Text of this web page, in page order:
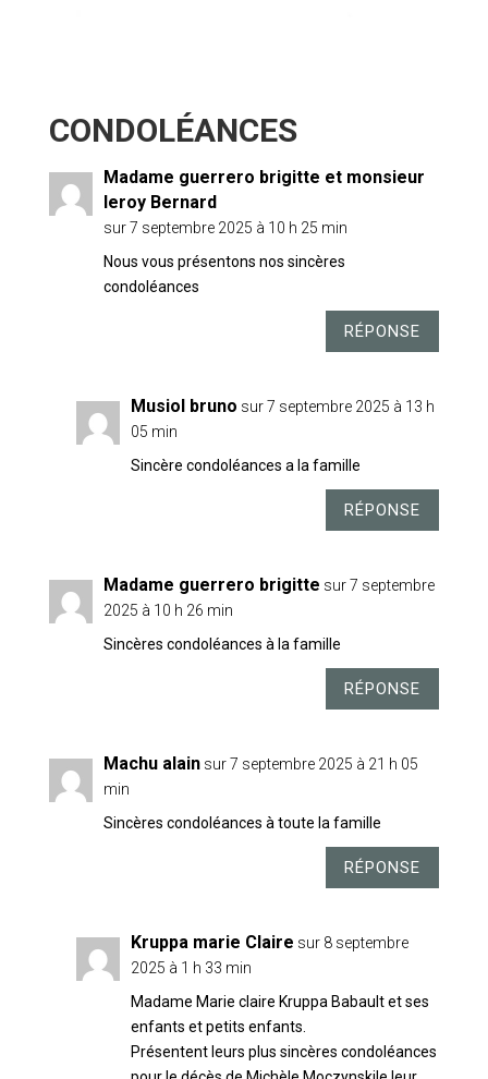
Madame guerrero brigitte et monsieur
leroy Bernard
sur 7 septembre 2025 à 10 h 25 min
Nous vous présentons nos sincères
condoléances
RÉPONSE
Musiol bruno sur 7 septembre 2025 à 13 h
05 min
Sincère condoléances a la famille
RÉPONSE
Madame guerrero brigitte sur 7 septembre
2025 à 10 h 26 min
Sincères condoléances à la famille
RÉPONSE
Machu alain sur 7 septembre 2025 à 21 h 05
min
Sincères condoléances à toute la famille
RÉPONSE
Kruppa marie Claire sur 8 septembre
2025 à 1 h 33 min
Madame Marie claire Kruppa Babault et ses
enfants et petits enfants.
Présentent leurs plus sincères condoléances